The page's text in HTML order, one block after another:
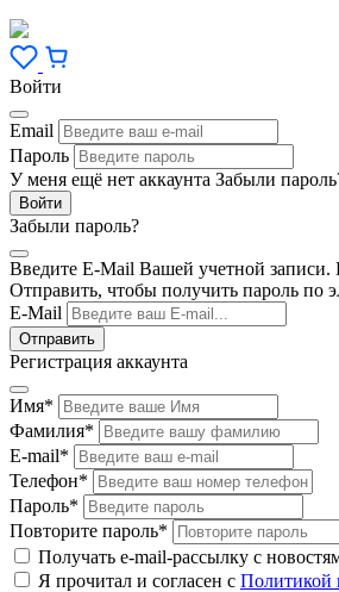
Войти
Email
Пароль
У меня ещё нет аккаунта Забыли
Забыли пароль?
Введите E-Mail Вашей учетной
Отправить, чтобы получить пароль по
E-Mail
Регистрация аккаунта
Имя*
Фамилия*
E-mail*
Телефон*
Пароль*
Повторите пароль*
Получать e-mail-рассылку с
Я прочитал и согласен с Политикой